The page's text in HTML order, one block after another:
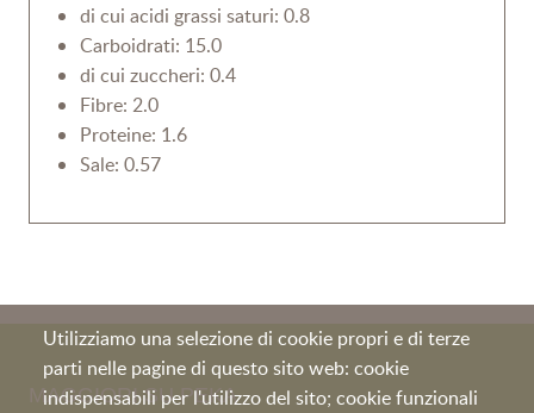
di cui acidi grassi saturi: 0.8
Carboidrati: 15.0
di cui zuccheri: 0.4
Fibre: 2.0
Proteine: 1.6
Sale: 0.57
Utilizziamo una selezione di cookie propri e di terze
parti nelle pagine di questo sito web: cookie
indispensabili per l'utilizzo del sito; cookie funzionali
MAGGIORI SU PEKA